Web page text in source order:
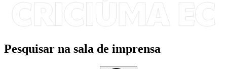
Pesquisar na sala de imprensa